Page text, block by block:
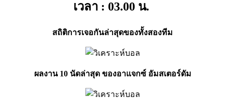
เวลา : 03.00 น.
สถิติการเจอกันล่าสุดของทั้งสองทีม
ผลงาน 10 นัดล่าสุด ของอาแจกซ์ อัมสเตอร์ดัม